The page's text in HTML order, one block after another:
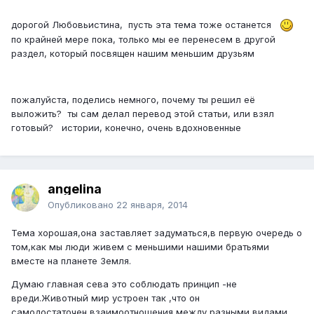
дорогой Любовьистина, пусть эта тема тоже останется
по крайней мере пока, только мы ее перенесем в другой
раздел, который посвящен нашим меньшим друзьям
пожалуйста, поделись немного, почему ты решил её
выложить? ты сам делал перевод этой статьи, или взял
готовый? истории, конечно, очень вдохновенные
angelina
Опубликовано 22 января, 2014
Тема хорошая,она заставляет задуматься,в первую очередь о
том,как мы люди живем с меньшими нашими братьями
вместе на планете Земля.
Думаю главная сева это соблюдать принцип -не
вреди.Животный мир устроен так ,что он